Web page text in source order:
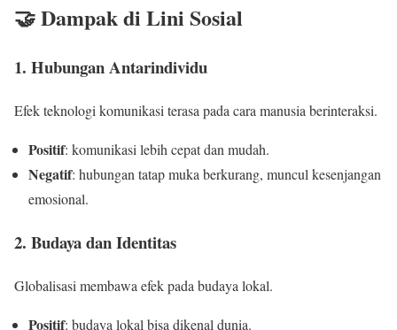
🤝 Dampak di Lini Sosial
1. Hubungan Antarindividu
Efek teknologi komunikasi terasa pada cara manusia berinteraksi.
Positif: komunikasi lebih cepat dan mudah.
Negatif: hubungan tatap muka berkurang, muncul kesenjangan
emosional.
2. Budaya dan Identitas
Globalisasi membawa efek pada budaya lokal.
Positif: budaya lokal bisa dikenal dunia.